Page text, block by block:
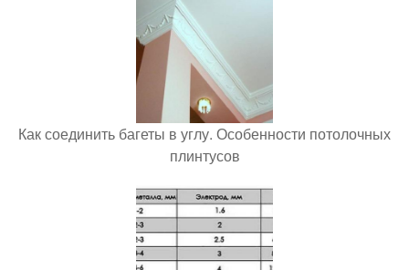
Как соединить багеты в углу. Особенности потолочных
плинтусов